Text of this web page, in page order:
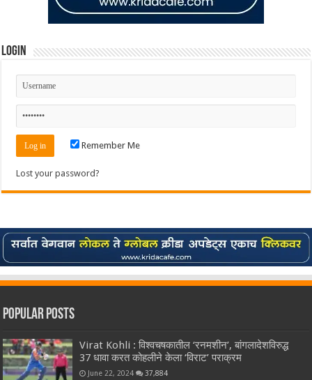
Login
Remember Me
Lost your password?
Popular Posts
Virat Kohli : विश्वचषकातील ‘रनमशीन’, बांगलादेशविरुद्ध
37 धावा करत कोहलीने केला ‘विराट’ पराक्रम
June 22, 2024 37,884